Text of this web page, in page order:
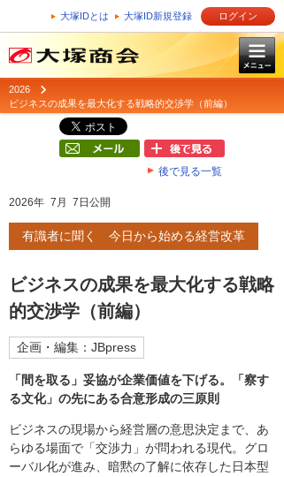
大塚IDとは 大塚ID新規登録 ログイン
2026
ビジネスの成果を最大化する戦略的交渉学（前編）
後で見る一覧
2026年 7月 7日公開
有識者に聞く 今日から始める経営改革
ビジネスの成果を最大化する戦略
的交渉学（前編）
企画・編集：JBpress
「間を取る」妥協が企業価値を下げる。「察す
る文化」の先にある合意形成の三原則
ビジネスの現場から経営層の意思決定まで、あ
らゆる場面で「交渉力」が問われる現代。グロ
ーバル化が進み、暗黙の了解に依存した日本型